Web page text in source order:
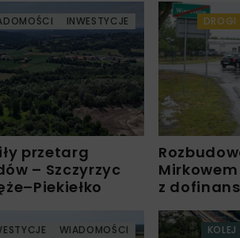
INWESTYCJE
przetarg
– Szczyrzyc
DROGI
z
WIADOMOŚCI KOLEJ